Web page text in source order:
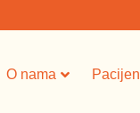
O nama